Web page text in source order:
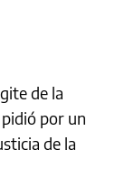
de la
por un
de la